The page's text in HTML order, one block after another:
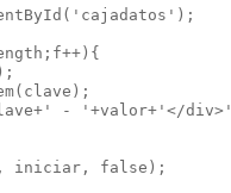
- '+valor+'</
iniciar, false);